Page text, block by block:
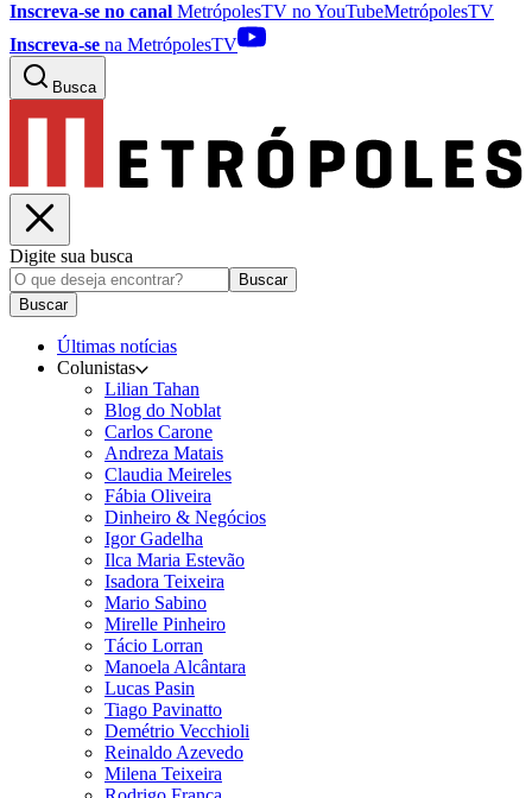
Inscreva-se no canal MetrópolesTV noYouTubeMetrópolesTV
Inscreva-se na MetrópolesTV
Busca
Digite sua busca
Buscar
Buscar
Últimas notícias
Colunistas
Lilian Tahan
Blog do Noblat
Carlos Carone
Andreza Matais
Claudia Meireles
Fábia Oliveira
Dinheiro & Negócios
Igor Gadelha
Ilca Maria Estevão
Isadora Teixeira
Mario Sabino
Mirelle Pinheiro
Tácio Lorran
Manoela Alcântara
Lucas Pasin
Tiago Pavinatto
Demétrio Vecchioli
Reinaldo Azevedo
Milena Teixeira